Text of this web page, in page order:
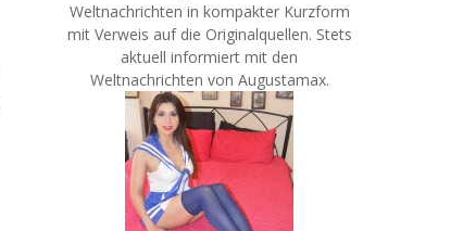
Weltnachrichten in kompakter Kurzform
mit Verweis auf die Originalquellen. Stets
aktuell informiert mit den
Weltnachrichten von Augustamax.